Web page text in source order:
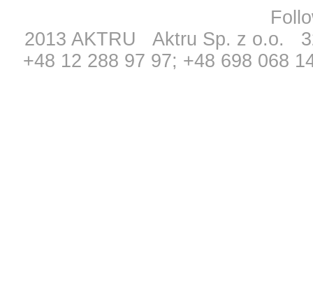
2013 AKTRU Aktru Sp. z o.o.
+48 12 288 97 97; +48 698 068